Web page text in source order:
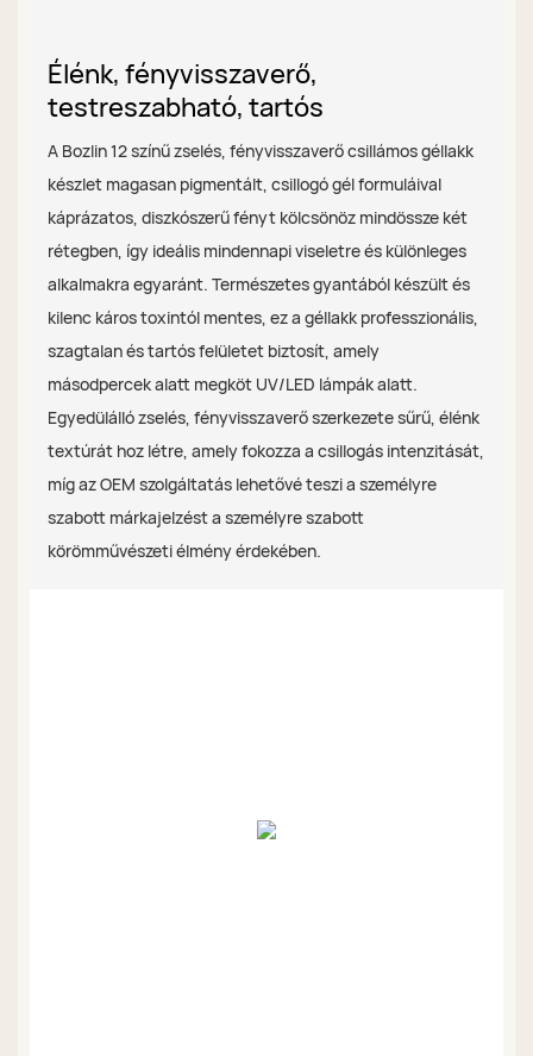
Élénk, fényvisszaverő,
testreszabható, tartós
A Bozlin 12 színű zselés, fényvisszaverő csillámos géllakk
készlet magasan pigmentált, csillogó gél formuláival
káprázatos, diszkószerű fényt kölcsönöz mindössze két
rétegben, így ideális mindennapi viseletre és különleges
alkalmakra egyaránt. Természetes gyantából készült és
kilenc káros toxintól mentes, ez a géllakk professzionális,
szagtalan és tartós felületet biztosít, amely
másodpercek alatt megköt UV/LED lámpák alatt.
Egyedülálló zselés, fényvisszaverő szerkezete sűrű, élénk
textúrát hoz létre, amely fokozza a csillogás intenzitását,
míg az OEM szolgáltatás lehetővé teszi a személyre
szabott márkajelzést a személyre szabott
körömművészeti élmény érdekében.